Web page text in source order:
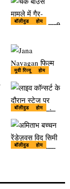
बॉलीवुड होम
मूवी रिव्यू होम
बॉलीवुड होम
बॉलीवुड होम